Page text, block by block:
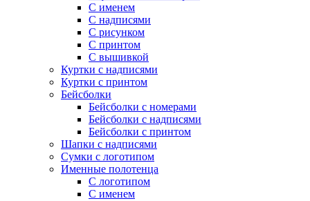
С именем
С надписями
С рисунком
С принтом
С вышивкой
Куртки с надписями
Куртки с принтом
Бейсболки
Бейсболки с номерами
Бейсболки с надписями
Бейсболки с принтом
Шапки с надписями
Сумки с логотипом
Именные полотенца
С логотипом
С именем